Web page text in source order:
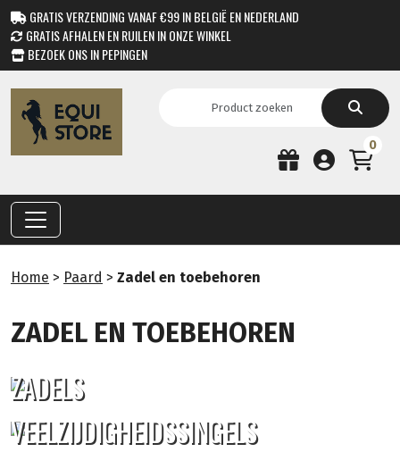
GRATIS VERZENDING VANAF €99 IN BELGIË EN NEDERLAND
GRATIS AFHALEN EN RUILEN IN ONZE WINKEL
BEZOEK ONS IN PEPINGEN
0
Home > Paard > Zadel en toebehoren
ZADEL EN TOEBEHOREN
ZADELS
VEELZIJDIGHEIDSSINGELS